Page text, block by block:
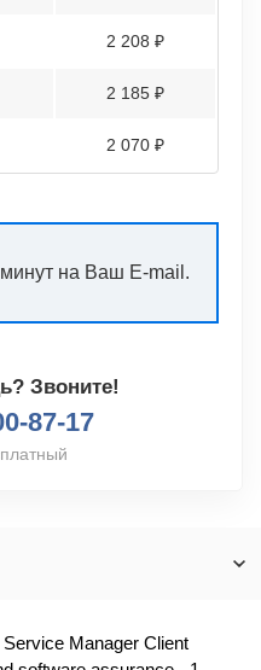
2 208 ₽
2 185 ₽
2 070 ₽
на Ваш E-mail.
Звоните!
87-17
Manager Client